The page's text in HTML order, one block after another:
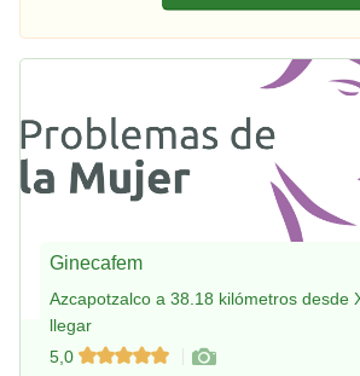
Ginecafem
Azcapotzalco a 38.18 kilómetros desde
llegar
5,0